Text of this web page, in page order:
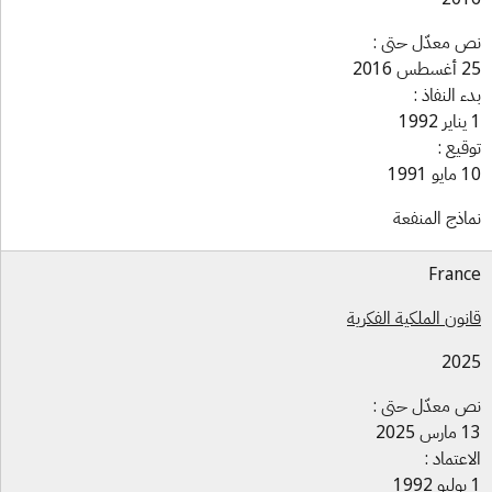
معدّل حتى :
النفاذ :
:
المنفعة
الملكية الفكرية
معدّل حتى :
: